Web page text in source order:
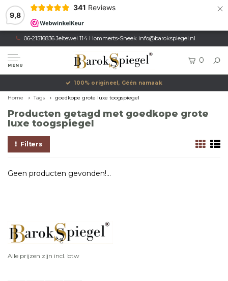
9,8
341 Reviews ×
06-21516836 Jeltewei 114 Hommerts-Sneek info@barokspiegel.nl
MENU
0
100% origineel, Géén namaak
Home Tags goedkope grote luxe toogspiegel
Producten getagd met goedkope grote
luxe toogspiegel
Filters
Geen producten gevonden!...
Alle prijzen zijn incl. btw